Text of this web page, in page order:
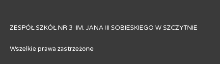
ZESPÓŁ SZKÓŁ NR 3 IM. JANA III SOBIESKIEGO W SZCZYTNIE
Wszelkie prawa zastrzeżone